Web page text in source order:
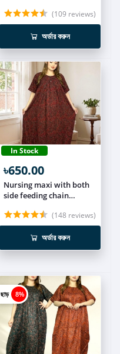
(109 reviews)
অর্ডার করুন
In Stock
৳650.00
Nursing maxi with both
side feeding chain
(148 reviews)
অর্ডার করুন
ছাড় 8%